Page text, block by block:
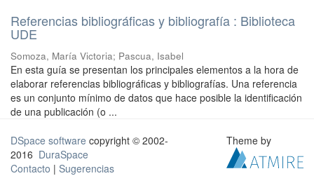
Referencias bibliográficas y bibliografía : Biblioteca
UDE
Somoza, María Victoria; Pascua, Isabel
En esta guía se presentan los principales elementos a la hora de
elaborar referencias bibliográficas y bibliografías. Una referencia
es un conjunto mínimo de datos que hace posible la identificación
de una publicación (o ...
DSpace software copyright © 2002-
2016 DuraSpace
Contacto | Sugerencias
Theme by